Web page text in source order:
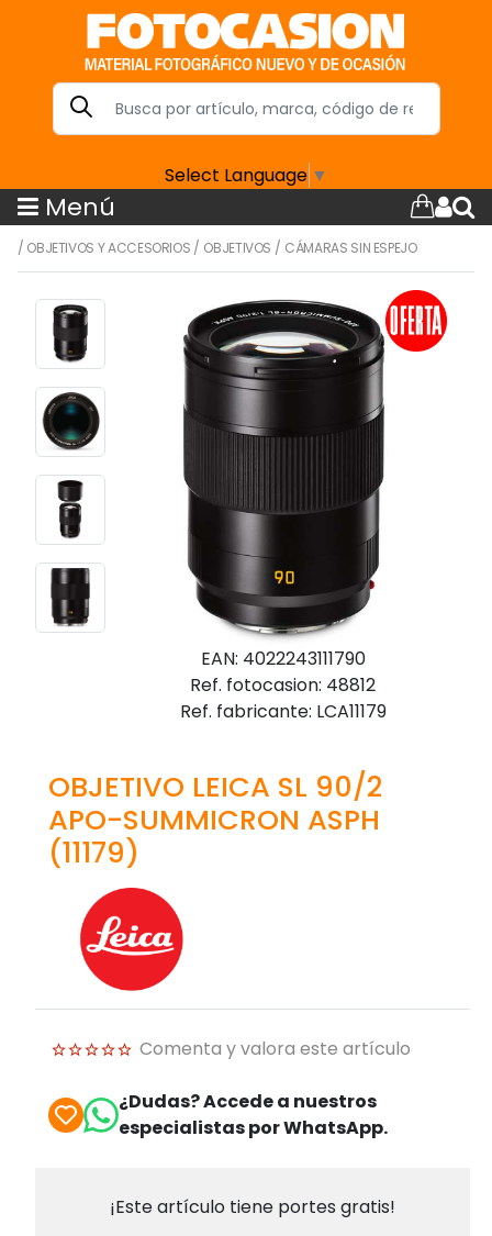
Select Language ▼
Menú
/ OBJETIVOS Y ACCESORIOS / OBJETIVOS / CÁMARAS SIN ESPEJO
EAN: 4022243111790
Ref. fotocasion: 48812
Ref. fabricante: LCA11179
OBJETIVO LEICA SL 90/2
APO-SUMMICRON ASPH
(11179)
Comenta y valora este artículo
¿Dudas? Accede a nuestros
especialistas por WhatsApp.
¡Este artículo tiene portes gratis!